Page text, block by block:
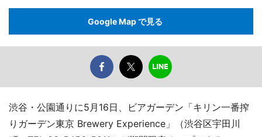
Google Map で見る
渋谷・公園通りに5月16日、ビアガーデン「キリン一番搾
りガーデン東京 Brewery Experience」（渋谷区宇田川